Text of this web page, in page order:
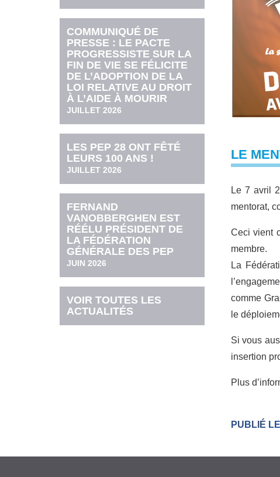
COMMUNIQUÉ DE
PRESSE : LE PACTE
PROGRESSISTE SUR LA
FIN DE VIE SE FÉLICITE
DE L’ADOPTION DE LA
LOI RELATIVE AU DROIT
À L’AIDE À MOURIR
JUILLET 2026
LES PEP 28 ONT FÊTÉ
LEURS 100 ANS !
JUILLET 2026
FERNAND
VANOBBERGHEN EST
RÉÉLU PRÉSIDENT DE
LA FÉDÉRATION
GÉNÉRALE DES PEP
JUIN 2026
VOIR TOUTES LES
ACTUALITÉS
LE
Le 7 avril
mentorat,
Ceci vient
membre.
La
comme
le
Si vous
insertion
Plus
PUBLIÉ